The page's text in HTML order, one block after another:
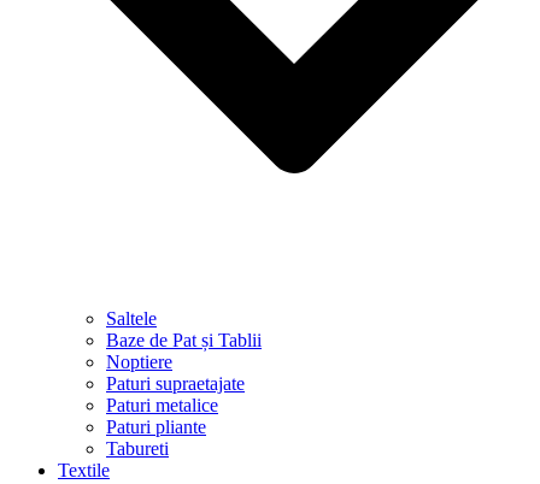
Saltele
Baze de Pat și Tablii
Noptiere
Paturi supraetajate
Paturi metalice
Paturi pliante
Tabureti
Textile